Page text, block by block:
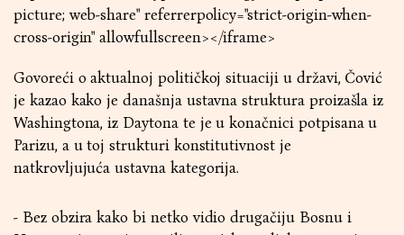
picture; web-share" referrerpolicy="strict-origin-when-
cross-origin" allowfullscreen></iframe>
Govoreći o aktualnoj političkoj situaciji u državi, Čović
je kazao kako je današnja ustavna struktura proizašla iz
Washingtona, iz Daytona te je u konačnici potpisana u
Parizu, a u toj strukturi konstitutivnost je
natkrovljujuća ustavna kategorija.
- Bez obzira kako bi netko vidio drugačiju Bosnu i